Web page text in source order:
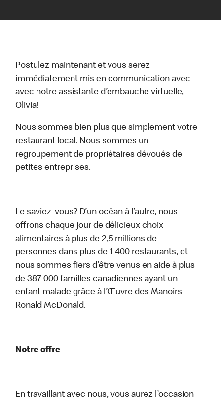
Postulez maintenant et vous serez
immédiatement mis en communication avec
avec notre assistante d’embauche virtuelle,
Olivia!
Nous sommes bien plus que simplement votre
restaurant local. Nous sommes un
regroupement de propriétaires dévoués de
petites entreprises.
Le saviez-vous? D’un océan à l’autre, nous
offrons chaque jour de délicieux choix
alimentaires à plus de 2,5 millions de
personnes dans plus de 1 400 restaurants, et
nous sommes fiers d’être venus en aide à plus
de 387 000 familles canadiennes ayant un
enfant malade grâce à l’Œuvre des Manoirs
Ronald McDonald.
Notre offre
En travaillant avec nous, vous aurez l’occasion